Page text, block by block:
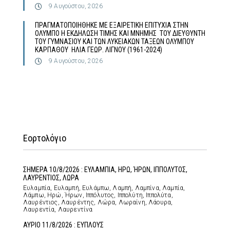
9 Αυγούστου, 2026
ΠΡΑΓΜΑΤΟΠΟΙΗΘΗΚΕ ΜΕ ΕΞΑΙΡΕΤΙΚΗ ΕΠΙΤΥΧΙΑ ΣΤΗΝ
ΟΛΥΜΠΟ Η ΕΚΔΗΛΩΣΗ ΤΙΜΗΣ ΚΑΙ ΜΝΗΜΗΣ ΤΟΥ ΔΙΕΥΘΥΝΤΗ
ΤΟΥ ΓΥΜΝΑΣΙΟΥ ΚΑΙ ΤΩΝ ΛΥΚΕΙΑΚΩΝ ΤΑΞΕΩΝ ΟΛΥΜΠΟΥ
ΚΑΡΠΑΘΟΥ ΗΛΙΑ ΓΕΩΡ. ΛΙΓΝΟΥ (1961-2024)
9 Αυγούστου, 2026
Εορτολόγιο
ΣΗΜΕΡΑ 10/8/2026 : ΕΥΛΑΜΠΙΑ, ΗΡΩ, ΉΡΩΝ, ΙΠΠΟΛΥΤΟΣ,
ΛΑΥΡΕΝΤΙΟΣ, ΛΩΡΑ
Ευλαμπία, Ευλαμπή, Ευλάμπω, Λαμπή, Λαμπίνα, Λαμπία,
Λάμπω, Ηρώ, Ήρων, Ιππόλυτος, Ιππολύτη, Ιππολύτα,
Λαυρέντιος, Λαυρέντης, Λώρα, Λωραίνη, Λάουρα,
Λαυρεντία, Λαυρεντίνα
ΑΥΡΙΟ 11/8/2026 : ΕΥΠΛΟΥΣ